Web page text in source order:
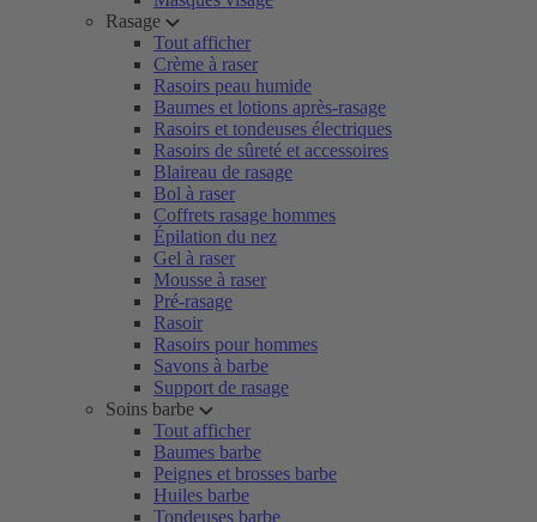
Rasage
Tout afficher
Crème à raser
Rasoirs peau humide
Baumes et lotions après-rasage
Rasoirs et tondeuses électriques
Rasoirs de sûreté et accessoires
Blaireau de rasage
Bol à raser
Coffrets rasage hommes
Épilation du nez
Gel à raser
Mousse à raser
Pré-rasage
Rasoir
Rasoirs pour hommes
Savons à barbe
Support de rasage
Soins barbe
Tout afficher
Baumes barbe
Peignes et brosses barbe
Huiles barbe
Tondeuses barbe